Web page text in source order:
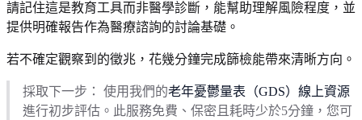
請記住這是教育工具而非醫學診斷，能幫助理解風險程度，並
提供明確報告作為醫療諮詢的討論基礎。
若不確定觀察到的徵兆，花幾分鐘完成篩檢能帶來清晰方向。
採取下一步： 使用我們的老年憂鬱量表（GDS）線上資源
進行初步評估。此服務免費、保密且耗時少於5分鐘，您可